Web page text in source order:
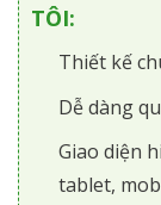
TÔI:
Thiết kế
Dễ dàng
Giao diện
tablet,